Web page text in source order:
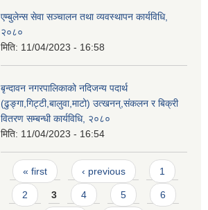
एम्बुलेन्स सेवा सञ्चालन तथा व्यवस्थापन कार्यविधि,
२०८०
मिति: 11/04/2023 - 16:58
बृन्दावन नगरपालिकाको नदिजन्य पदार्थ
(ढुङ्गा,गिट्टी,बालुवा,माटो) उत्खनन्,संकलन र बिक्री
वितरण सम्बन्धी कार्यविधि, २०८०
मिति: 11/04/2023 - 16:54
Pages
« first ‹ previous 1
2 3 4 5 6